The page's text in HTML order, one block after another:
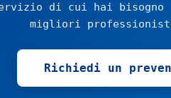
di cui hai
migliori
Richiedi un